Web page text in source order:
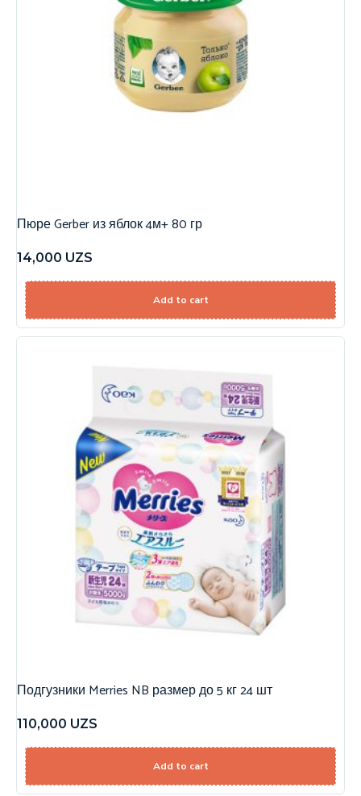
Пюре Gerber из яблок 4м+ 80 гр
14,000 UZS
Add to cart
Подгузники Merries NB размер до 5 кг 24 шт
110,000 UZS
Add to cart